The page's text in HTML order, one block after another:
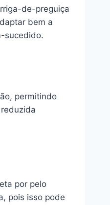
de-preguiça
bem a
sucedido.
permitindo
por pelo
pois isso pode